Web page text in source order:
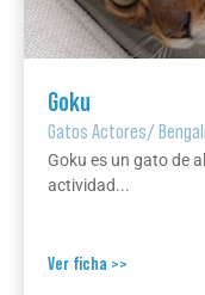
Goku
Gatos Actores/
Goku es un gato de
actividad...
Ver ficha >>